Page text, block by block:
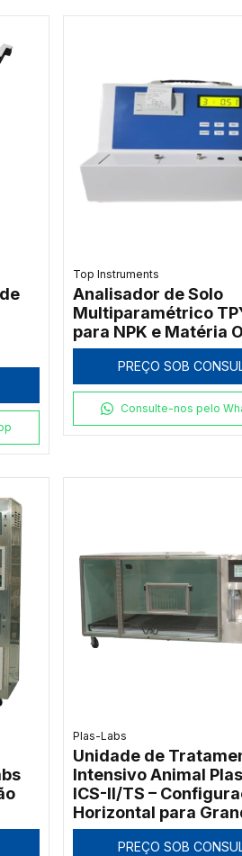
Top Instruments
Analisador de Solo
Multiparamétrico
para NPK e Matéria
PREÇO SOB
Consulte-nos pelo
Plas-Labs
Unidade de
Intensivo Animal
ICS-II/TS –
Horizontal para
Portes
PREÇO SOB